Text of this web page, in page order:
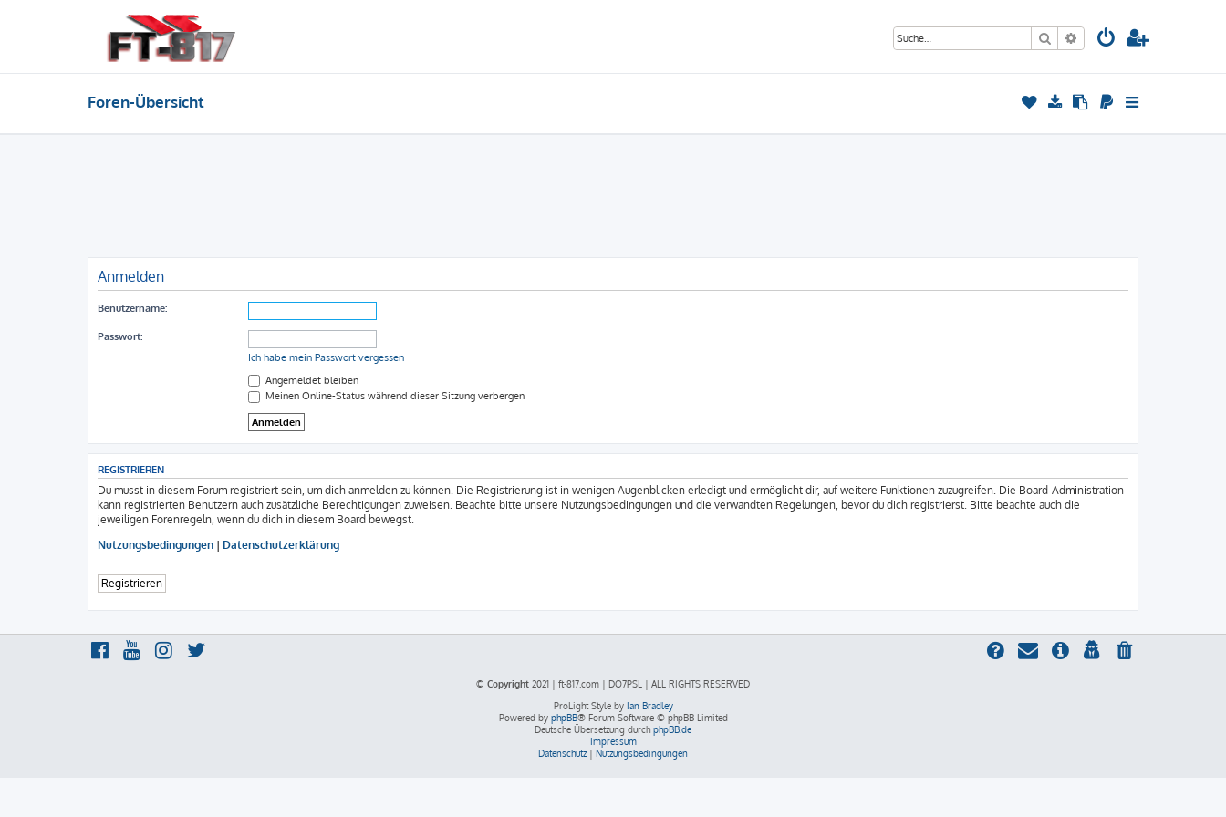
Suche Erweiterte Suche
Foren-Übersicht
Anmelden
Benutzername:
Passwort:
Ich habe mein Passwort vergessen
Angemeldet bleiben
Meinen Online-Status während dieser Sitzung verbergen
REGISTRIEREN
Du musst in diesem Forum registriert sein, um dich anmelden zu können. Die Registrierung ist in wenigen Augenblicken erledigt und ermöglicht dir, auf weitere Funktionen zuzugreifen. Die Board-Administration
kann registrierten Benutzern auch zusätzliche Berechtigungen zuweisen. Beachte bitte unsere Nutzungsbedingungen und die verwandten Regelungen, bevor du dich registrierst. Bitte beachte auch die
jeweiligen Forenregeln, wenn du dich in diesem Board bewegst.
Nutzungsbedingungen | Datenschutzerklärung
Registrieren
© Copyright 2021 | ft-817.com | DO7PSL | ALL RIGHTS RESERVED
ProLight Style by Ian Bradley
Powered by phpBB® Forum Software © phpBB Limited
Deutsche Übersetzung durch phpBB.de
Impressum
Datenschutz | Nutzungsbedingungen